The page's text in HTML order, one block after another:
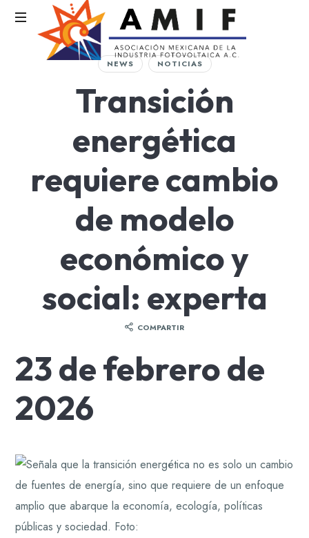
AMIF
Fotovoltaica
NEWS NOTICIAS
Transición
energética
requiere cambio
de modelo
económico y
social: experta
COMPARTIR
23 de febrero de
2026